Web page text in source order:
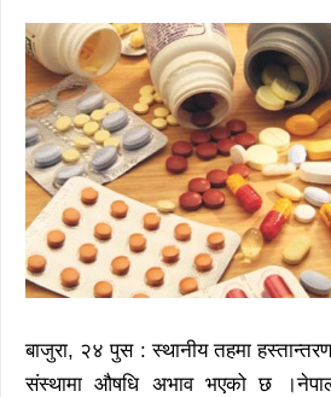
बाजुरा, २४ पुस : स्थानीय तहमा
संस्थामा औषधि अभाव भएको छ